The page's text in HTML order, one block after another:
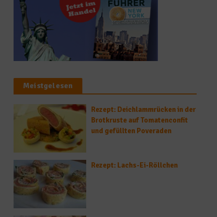
Meistgelesen
Rezept: Deichlammrücken in der
Brotkruste auf Tomatenconfit
und gefüllten Poveraden
Rezept: Lachs-Ei-Röllchen